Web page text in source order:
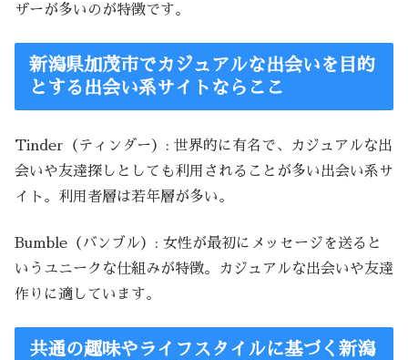
ザーが多いのが特徴です。
新潟県加茂市でカジュアルな出会いを目的
とする出会い系サイトならここ
Tinder（ティンダー）: 世界的に有名で、カジュアルな出
会いや友達探しとしても利用されることが多い出会い系サ
イト。利用者層は若年層が多い。
Bumble（バンブル）: 女性が最初にメッセージを送ると
いうユニークな仕組みが特徴。カジュアルな出会いや友達
作りに適しています。
共通の趣味やライフスタイルに基づく新潟